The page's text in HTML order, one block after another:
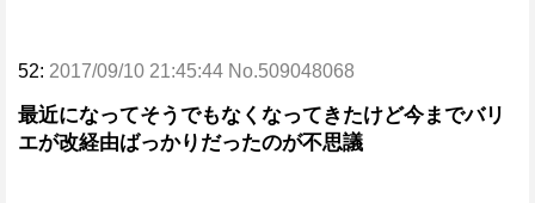
52: 2017/09/10 21:45:44 No.509048068
最近になってそうでもなくなってきたけど今までバリ
エが改経由ばっかりだったのが不思議